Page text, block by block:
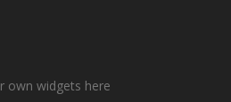
own widgets here